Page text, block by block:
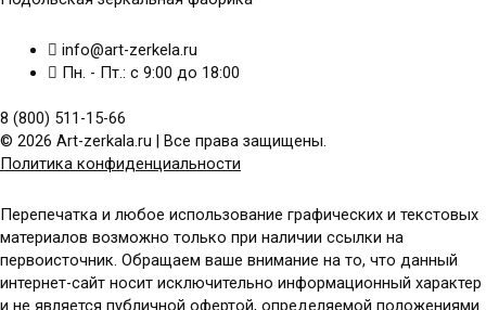
info@art-zerkela.ru
Пн. - Пт.: с 9:00 до 18:00
8 (800) 511-15-66
© 2026 Art-zerkala.ru | Все права защищены.
Политика конфиденциальности
Перепечатка и любое использование графических и текстовых
материалов возможно только при наличии ссылки на
первоисточник. Обращаем ваше внимание на то, что данный
интернет-сайт носит исключительно информационный характер
и не является публичной офертой, определяемой положениями